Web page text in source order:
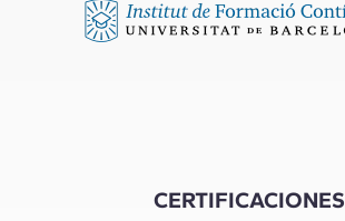
CERTIFICACIONES